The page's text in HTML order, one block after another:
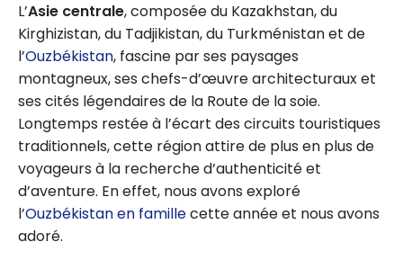
L’Asie centrale, composée du Kazakhstan, du
Kirghizistan, du Tadjikistan, du Turkménistan et de
l’Ouzbékistan, fascine par ses paysages
montagneux, ses chefs-d’œuvre architecturaux et
ses cités légendaires de la Route de la soie.
Longtemps restée à l’écart des circuits touristiques
traditionnels, cette région attire de plus en plus de
voyageurs à la recherche d’authenticité et
d’aventure. En effet, nous avons exploré
l’Ouzbékistan en famillecette année et nous avons
adoré.